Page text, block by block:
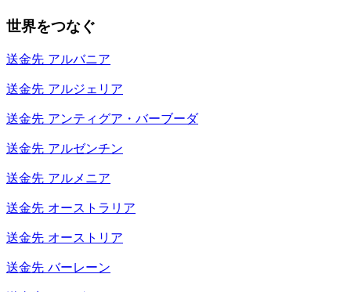
世界をつなぐ
送金先 アルバニア
送金先 アルジェリア
送金先 アンティグア・バーブーダ
送金先 アルゼンチン
送金先 アルメニア
送金先 オーストラリア
送金先 オーストリア
送金先 バーレーン